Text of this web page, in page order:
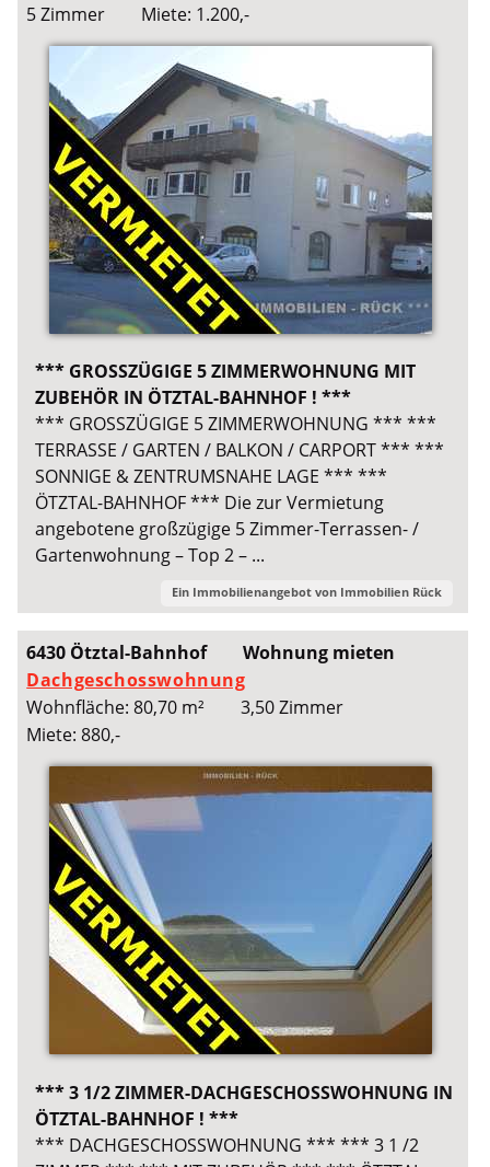
5 Zimmer
Miete: 1.200,-
*** GROSSZÜGIGE 5 ZIMMERWOHNUNG MIT
ZUBEHÖR IN ÖTZTAL-BAHNHOF ! ***
*** GROSSZÜGIGE 5 ZIMMERWOHNUNG *** ***
TERRASSE / GARTEN / BALKON / CARPORT *** ***
SONNIGE & ZENTRUMSNAHE LAGE *** ***
ÖTZTAL-BAHNHOF *** Die zur Vermietung
angebotene großzügige 5 Zimmer-Terrassen- /
Gartenwohnung – Top 2 – ...
Ein Immobilienangebot von Immobilien Rück
6430 Ötztal-Bahnhof
Wohnung mieten
Dachgeschosswohnung
Wohnfläche: 80,70 m²
3,50 Zimmer
Miete: 880,-
*** 3 1/2 ZIMMER-DACHGESCHOSSWOHNUNG IN
ÖTZTAL-BAHNHOF ! ***
*** DACHGESCHOSSWOHNUNG *** *** 3 1 /2